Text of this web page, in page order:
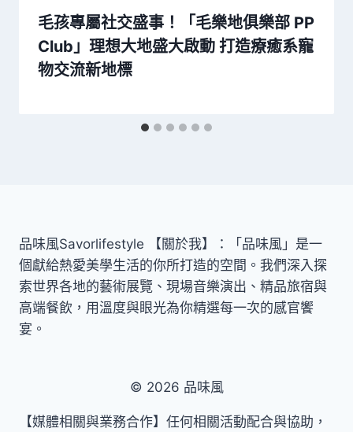
毛孩專屬社交盛事！「毛樂地俱樂部 PP
Club」理想大地盛大啟動 打造療癒系寵
物交流新地標
品味風Savorlifestyle 【關於我】：「品味風」是一
個獻給熱愛美學生活的你所打造的空間。我們深入探
索世界各地的藝術展覽、現場音樂演出、精品旅宿與
高端餐飲，用溫度與眼光為你精選每一次的感官饗
宴。
© 2026 品味風
【媒體相關與業務合作】任何相關活動配合與協助，